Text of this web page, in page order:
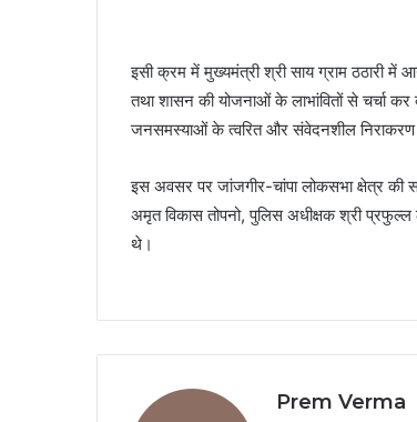
इसी क्रम में मुख्यमंत्री श्री साय ग्राम ठठारी में
तथा शासन की योजनाओं के लाभांवितों से चर्चा कर
जनसमस्याओं के त्वरित और संवेदनशील निराकरण
इस अवसर पर जांजगीर-चांपा लोकसभा क्षेत्र
अमृत विकास तोपनो, पुलिस अधीक्षक श्री
थे।
Prem Verma